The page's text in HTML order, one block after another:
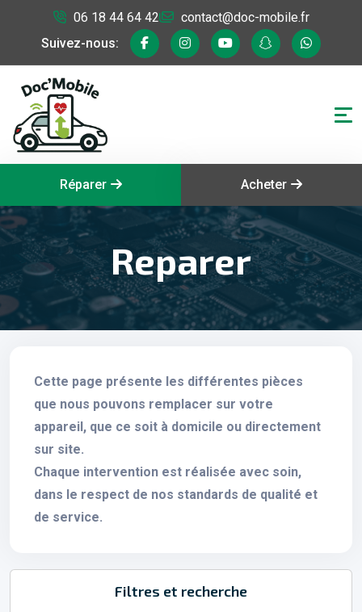
Suivez-nous:
06 18 44 64 42 contact@doc-mobile.fr
Réparer Acheter
Reparer
Cette page présente les différentes pièces
que nous pouvons remplacer sur votre
appareil, que ce soit à domicile ou directement
sur site.
Chaque intervention est réalisée avec soin,
dans le respect de nos standards de qualité et
de service.
Filtres et recherche